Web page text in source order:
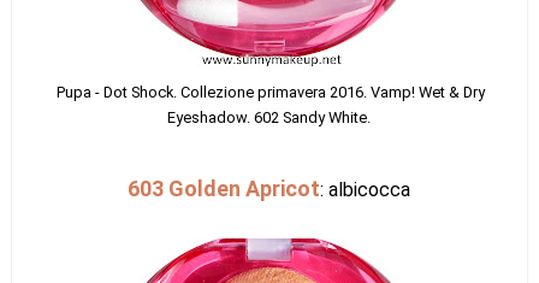
Pupa - Dot Shock. Collezione primavera 2016. Vamp! Wet & Dry
Eyeshadow. 602 Sandy White.
603 Golden Apricot: albicocca